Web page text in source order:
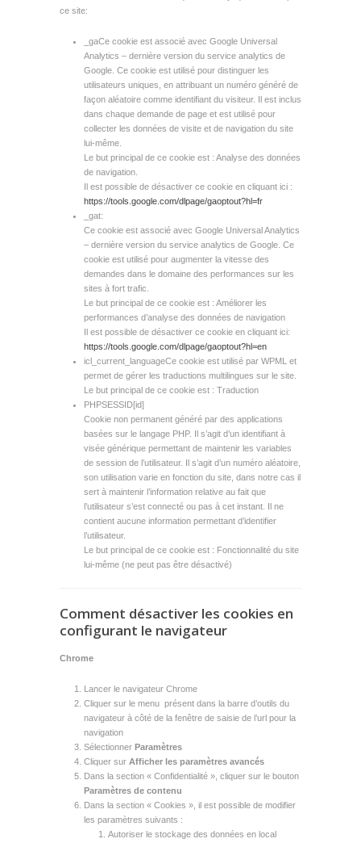
ce site:
_gaCe cookie est associé avec Google Universal
Analytics – dernière version du service analytics de
Google. Ce cookie est utilisé pour distinguer les
utilisateurs uniques, en attribuant un numéro généré de
façon aléatoire comme identifiant du visiteur. Il est inclus
dans chaque demande de page et est utilisé pour
collecter les données de visite et de navigation du site
lui-même.
Le but principal de ce cookie est : Analyse des données
de navigation.
Il est possible de désactiver ce cookie en cliquant ici :
https://tools.google.com/dlpage/gaoptout?hl=fr
_gat:
Ce cookie est associé avec Google Universal Analytics
– dernière version du service analytics de Google. Ce
cookie est utilisé pour augmenter la vitesse des
demandes dans le domaine des performances sur les
sites à fort trafic.
Le but principal de ce cookie est : Améliorer les
performances d’analyse des données de navigation
Il est possible de désactiver ce cookie en cliquant ici:
https://tools.google.com/dlpage/gaoptout?hl=en
icl_current_languageCe cookie est utilisé par WPML et
permet de gérer les traductions multilingues sur le site.
Le but principal de ce cookie est : Traduction
PHPSESSID[id]
Cookie non permanent généré par des applications
basées sur le langage PHP. Il s’agit d’un identifiant à
visée générique permettant de maintenir les variables
de session de l’utilisateur. Il s’agit d’un numéro aléatoire,
son utilisation varie en fonction du site, dans notre cas il
sert à maintenir l’information relative au fait que
l’utilisateur s’est connecté ou pas à cet instant. Il ne
contient aucune information permettant d’identifier
l’utilisateur.
Le but principal de ce cookie est : Fonctionnalité du site
lui-même (ne peut pas être désactivé)
Comment désactiver les cookies en
configurant le navigateur
Chrome
Lancer le navigateur Chrome
Cliquer sur le menu présent dans la barre d’outils du
navigateur à côté de la fenêtre de saisie de l’url pour la
navigation
Sélectionner Paramètres
Cliquer sur Afficher les paramètres avancés
Dans la section « Confidentialité », cliquer sur le bouton
Paramètres de contenu
Dans la section « Cookies », il est possible de modifier
les paramètres suivants :
Autoriser le stockage des données en local